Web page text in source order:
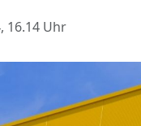
16.14 Uhr